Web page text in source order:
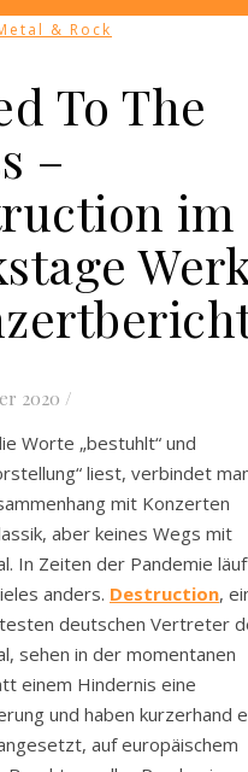
& Rock
To The
–
im
2020 /
Worte „bestuhlt“ und
liest, verbindet
mit Konzerten
aber keines Wegs mit
In Zeiten der Pandemie
anders. Destruction,
deutschen Vertreter
sehen in der momentanen
einem Hindernis eine
und haben kurzerhand
auf europäischem